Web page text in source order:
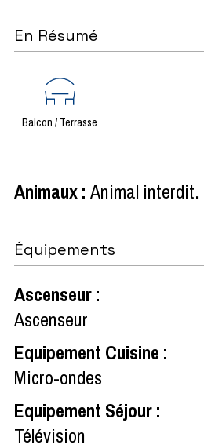
En Résumé
Balcon / Terrasse
Animaux: Animal interdit
Équipements
Ascenseur:
Ascenseur
Equipement Cuisine :
Micro-ondes
Equipement Séjour:
Télévision